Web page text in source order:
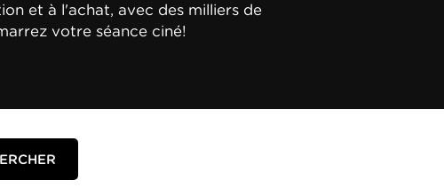
et à l'achat, avec des milliers de
votre séance ciné!